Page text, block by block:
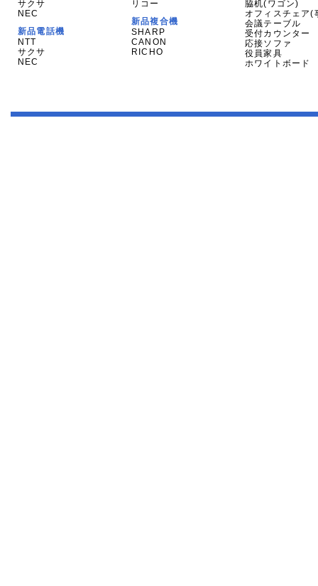
サクサ
NEC
新品電話機
NTT
サクサ
NEC
リコー
新品複合機
SHARP
CANON
RICHO
脇机(ワゴン)
オフィスチェア(
会議テーブル
受付カウンター
応接ソファ
役員家具
ホワイトボード